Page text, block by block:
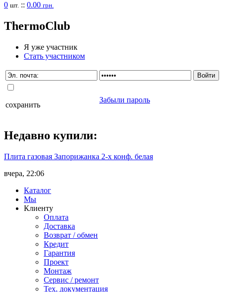
0 шт. :: 0.00 грн.
ThermoClub
Я уже участник
Стать участником
сохранить
Забыли пароль
Недавно купили:
Плита газовая Запорижанка 2-х конф. белая
вчера, 22:06
Каталог
Мы
Клиенту
Оплата
Доставка
Возврат / обмен
Кредит
Гарантия
Проект
Монтаж
Сервис / ремонт
Тех. документация